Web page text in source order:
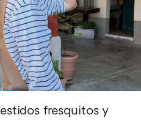
fresquitos y